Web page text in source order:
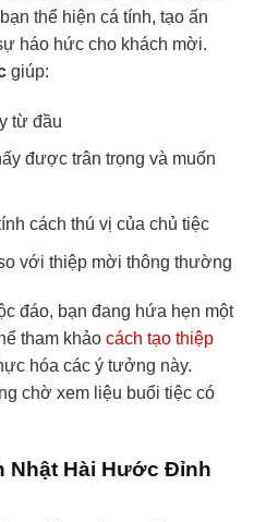
thể hiện cá tính, tạo ấn
háo hức cho khách mời.
giúp:
từ đầu
được trân trọng và muốn
cách thú vị của chủ tiệc
với thiệp mời thông thường
đáo, bạn đang hứa hẹn một
tham khảo cách tạo thiệp
hóa các ý tưởng này.
chờ xem liệu buổi tiệc có
Nhật Hài Hước Đỉnh